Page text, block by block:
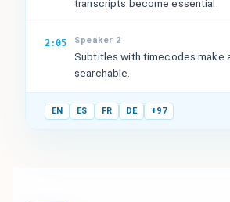
transcripts become essential.
2:05 Speaker 2
Subtitles with timecodes make
searchable.
EN ES FR DE +97